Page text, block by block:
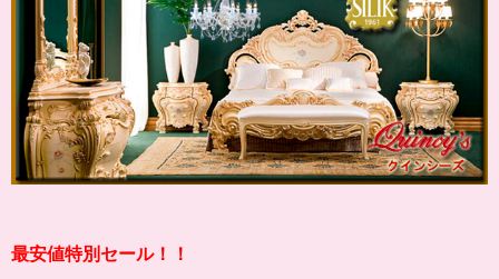
最安値特別セール！！